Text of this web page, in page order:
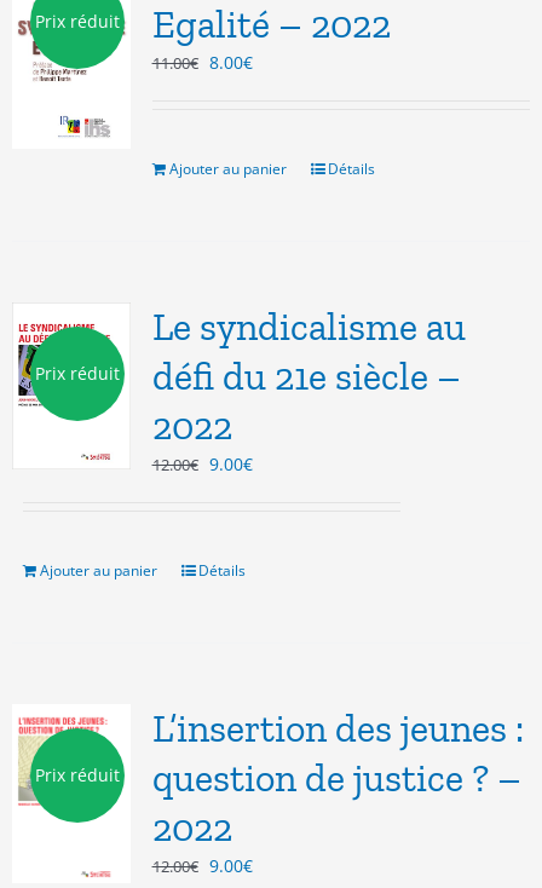
Prix réduit
Egalité – 2022
11.00€ Le
11.00€.
8.00€Le
8.00€.
Ajouter au panier Détails
Prix réduit
Le syndicalisme au
défi du 21e siècle –
2022
12.00€ Le
12.00€.
9.00€Le
Ajouter au panier Détails
Prix réduit
L’insertion des jeunes :
question de justice ? –
2022
12.00€ Le
9.00€Le